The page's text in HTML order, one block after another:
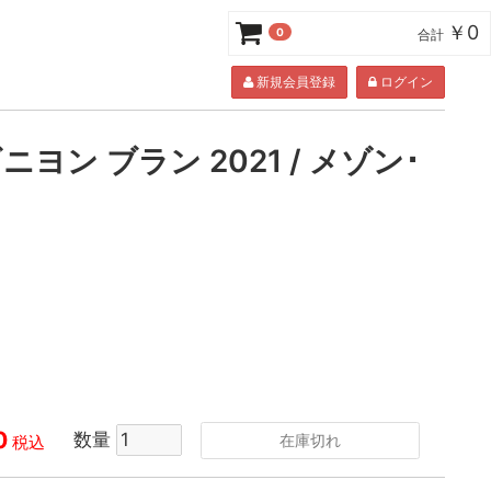
新規会員登録 ログイン
ヨン ブラン 2021 / メゾン･
税込 数量 在庫切れ
0 合計 ￥0